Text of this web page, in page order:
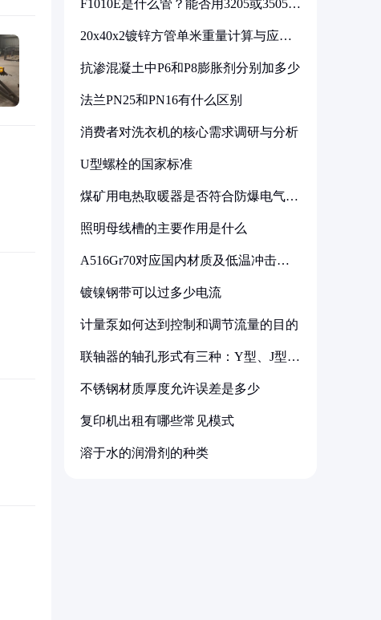
F1010E是什么管？能否用3205或3505代
20x40x2镀锌方管单米重量计算与应用
抗渗混凝土中P6和P8膨胀剂分别加多少
法兰PN25和PN16有什么区别
消费者对洗衣机的核心需求调研与分析
U型螺栓的国家标准
煤矿用电热取暖器是否符合防爆电气设
照明母线槽的主要作用是什么
A516Gr70对应国内材质及低温冲击要
镀镍钢带可以过多少电流
计量泵如何达到控制和调节流量的目的
联轴器的轴孔形式有三种：Y型、J型、
不锈钢材质厚度允许误差是多少
复印机出租有哪些常见模式
溶于水的润滑剂的种类